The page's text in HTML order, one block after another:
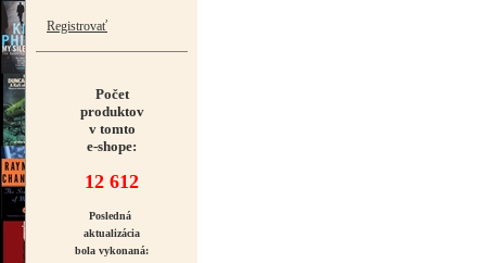
Registrovať
Počet
produktov
v tomto
e-shope:
12 612
Posledná
aktualizácia
bola vykonaná: